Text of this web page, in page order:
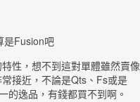
是Fusion吧
性，想不到這對單體雖然賣像
接近，不論是Qts、Fs或是
的逸品，有錢都買不到啊。